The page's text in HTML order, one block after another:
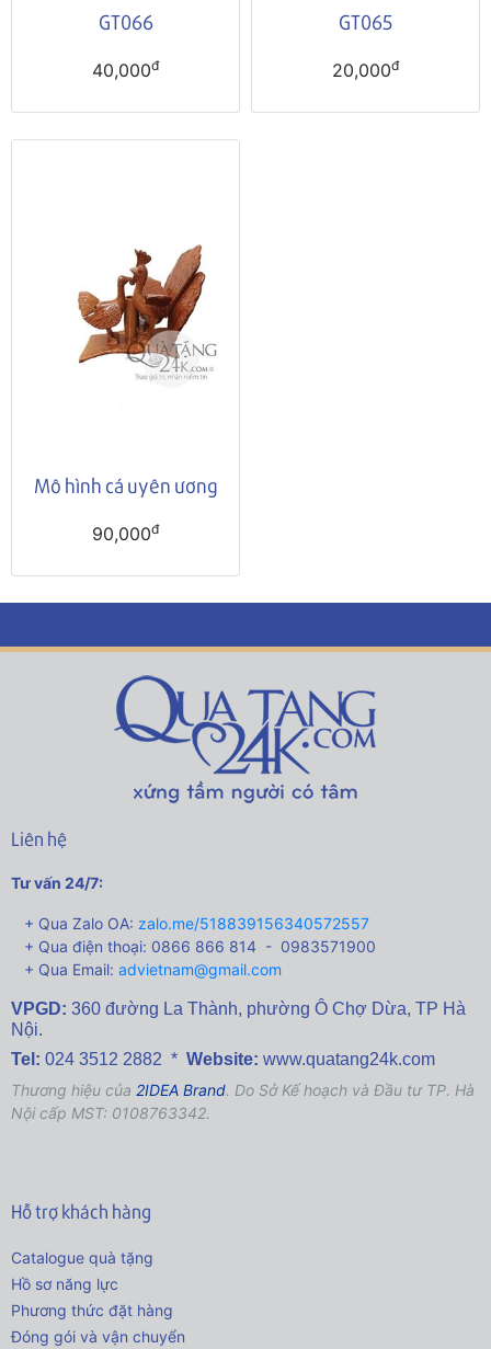
GT066
40,000đ
GT065
20,000đ
Mô hình cá uyên ương
90,000đ
Liên hệ
Tư vấn 24/7:
+ Qua Zalo OA: zalo.me/518839156340572557
+ Qua điện thoại: 0866 866 814 - 0983571900
+ Qua Email: advietnam@gmail.com
VPGD: 360 đường La Thành, phường Ô Chợ Dừa, TP Hà
Nội.
Tel: 024 3512 2882 * Website: www.quatang24k.com
Thương hiệu của 2IDEA Brand. Do Sở Kế hoạch và Đầu tư TP. Hà
Nội cấp MST: 0108763342.
Hỗ trợ khách hàng
Catalogue quà tặng
Hồ sơ năng lực
Phương thức đặt hàng
Đóng gói và vận chuyển